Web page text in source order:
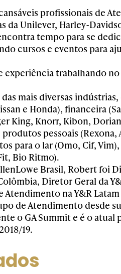
profissionais de
da Unilever, Harley-
tempo para se
cursos e eventos para
experiência trabalhando
mais diversas
e Honda), financeira
King, Knorr, Kibon,
pessoais (Rexona,
para o lar (Omo, Cif, Vim),
Bio Ritmo).
Brasil, Robert foi
Diretor Geral da
Atendimento na Y&R
de Atendimento desde
o GA Summit e é o atual
19.